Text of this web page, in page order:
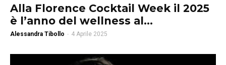
Alla Florence Cocktail Week il 2025
è l’anno del wellness al...
Alessandra Tibollo - 4 Aprile 2025